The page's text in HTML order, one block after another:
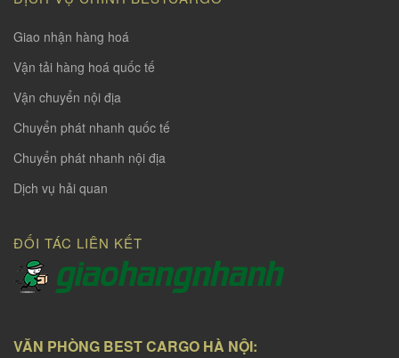
Giao nhận hàng hoá
Vận tải hàng hoá quốc tế
Vận chuyển nội địa
Chuyển phát nhanh quốc tế
Chuyển phát nhanh nội địa
Dịch vụ hải quan
ĐỐI TÁC LIÊN KẾT
VĂN PHÒNG BEST CARGO HÀ NỘI: